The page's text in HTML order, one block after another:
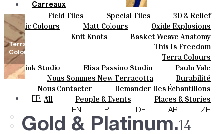
Carreaux
Field Tiles Special Tiles
3D & Relief
Hand Painted
Bold Pattern
Parquet Bisque
Natural Cotto
Elisa Passino
Smink
Paulo Vale
Couleurs
Basic Colours Matt Colours
Oxide Explosions
Special Firing
Vintage Metallics
Dry Colours
Terra Colours
Céramique
Knit Knots
Basket Weave Anatomy
This Is Freedom
Sur Mesure
Designers
Smink Studio Elisa Passino Studio Paulo Vale
À Propos
Nous Sommes New Terracotta
Durabilité
Le Studio
Contacts
Nous Contacter
Demander Des Échantillons
Comment Acheter
Catalogues Et Spécifications Techniques
FAQ
Journal
All People & Events
Places & Stories
Materials & Sustainability
Inspiration & Culture
FR
EN PT DE AR ZH
Terra
Colours
Gold & Platinum.14